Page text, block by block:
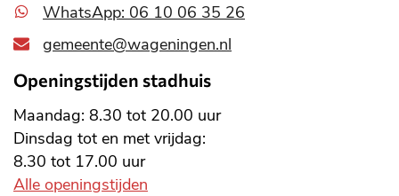
WhatsApp: 06 10 06 35 26
gemeente@wageningen.nl
Openingstijden stadhuis
Maandag: 8.30 tot 20.00 uur
Dinsdag tot en met vrijdag:
8.30 tot 17.00 uur
Alle openingstijden